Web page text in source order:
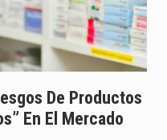
De Productos
En El Mercado